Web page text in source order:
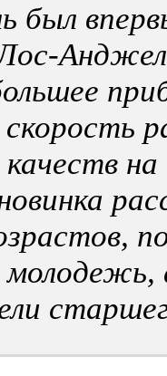
был
скорость
качеств